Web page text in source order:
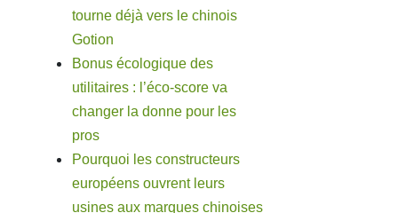
tourne déjà vers le chinois
Gotion
Bonus écologique des
utilitaires : l’éco-score va
changer la donne pour les
pros
Pourquoi les constructeurs
européens ouvrent leurs
usines aux marques chinoises